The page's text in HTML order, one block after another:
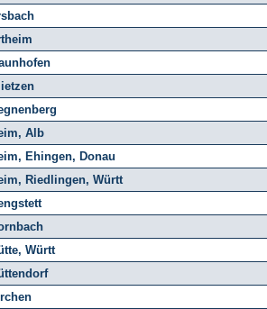
Alb
Ehingen, Donau
Riedlingen, Württ
Württ